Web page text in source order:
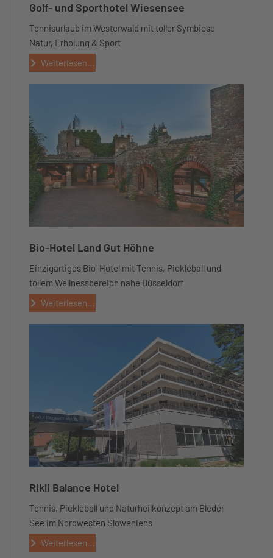
Golf- und Sporthotel Wiesensee
Tennisurlaub im Westerwald mit toller Symbiose
Natur, Erholung & Sport
Weiterlesen...
Bio-Hotel Land Gut Höhne
Einzigartiges Bio-Hotel mit Tennis, Pickleball und
tollem Wellnessbereich nahe Düsseldorf
Weiterlesen...
Rikli Balance Hotel
Tennis, Pickleball und Naturheilkonzept am Bleder
See im Nordwesten Sloweniens
Weiterlesen...